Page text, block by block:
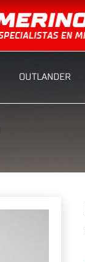
OUTLANDER